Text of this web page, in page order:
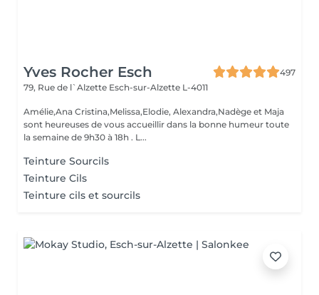
Yves Rocher Esch
497
79, Rue de l`Alzette Esch-sur-Alzette L-4011
Amélie,Ana Cristina,Melissa,Elodie, Alexandra,Nadège et Maja
sont heureuses de vous accueillir dans la bonne humeur toute
la semaine de 9h30 à 18h . L...
Teinture Sourcils
Teinture Cils
Teinture cils et sourcils